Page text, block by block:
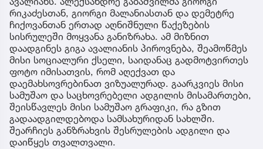
რიკაძესთან, გიორგი მალანიასთან და დემეტრე
ჩიქოვანთან ერთად აღნიშნული წაქეზების
სისრულეში მოყვანა განიზრახა. ამ მიზნით
დაადგინეს გიგა ავალიანის პიროვნება, შეამოწმეს
მისი სოციალური ქსელი, საიდანაც გადმოტვირთეს
ფოტო იმისათვის, რომ აღექვათ და
დაემახსოვრებინათ ვიზუალურად. გაარკვიეს მისი
სამუშაო და საცხოვრებელი ადგილის მისამართები,
შეისწავლეს მისი სამუშაო გრაფიკი, რა გზით
გადაადგილდებოდა სამსახურიდან სახლში.
შეარჩიეს განზრახვის შესრულების ადგილი და
დაიწყეს თვალთვალი.